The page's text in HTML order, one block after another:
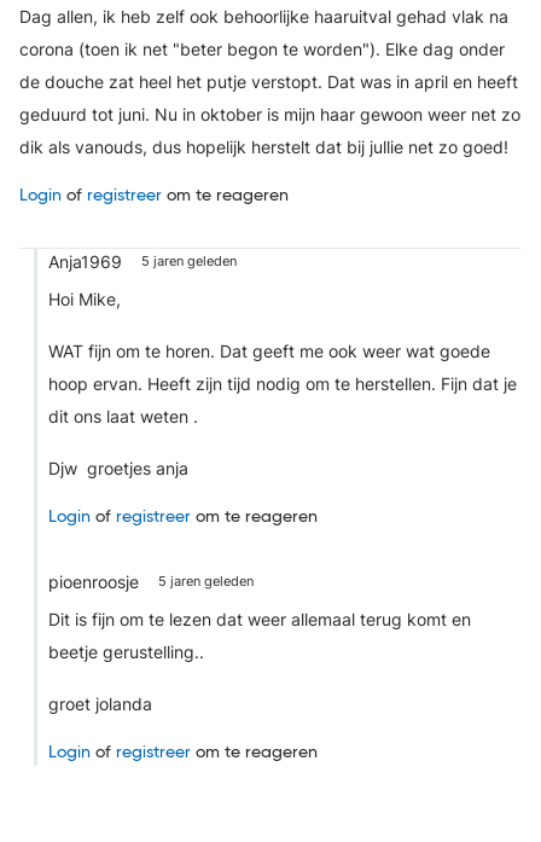
Dag allen, ik heb zelf ook behoorlijke haaruitval gehad vlak na
corona (toen ik net "beter begon te worden"). Elke dag onder
de douche zat heel het putje verstopt. Dat was in april en heeft
geduurd tot juni. Nu in oktober is mijn haar gewoon weer net zo
dik als vanouds, dus hopelijk herstelt dat bij jullie net zo goed!
Login of registreer om te reageren
Anja1969 5 jaren geleden
Hoi Mike,
WAT fijn om te horen. Dat geeft me ook weer wat goede
hoop ervan. Heeft zijn tijd nodig om te herstellen. Fijn dat je
dit ons laat weten .
Djw groetjes anja
Login of registreer om te reageren
pioenroosje 5 jaren geleden
Dit is fijn om te lezen dat weer allemaal terug komt en
beetje gerustelling..
groet jolanda
Login of registreer om te reageren